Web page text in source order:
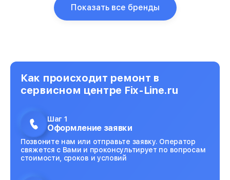
Показать все бренды
Как происходит ремонт в
сервисном центре Fix-Line.ru
Шаг 1
Оформление заявки
Позвоните нам или отправьте заявку. Оператор
свяжется с Вами и проконсультирует по вопросам
стоимости, сроков и условий